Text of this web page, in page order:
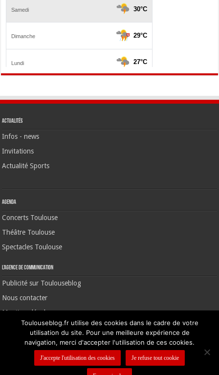
Actualités
Infos - news
Invitations
Actualité Sports
Agenda
Concerts Toulouse
Théâtre Toulouse
Spectacles Toulouse
L’agence de communication
Publicité sur Toulouseblog
Nous contacter
Mentions légales
©2006-2026 Toulouse Blog | CNIL N° 1391640
Toulouseblog.fr utilise des cookies dans le cadre de votre
utilisation du site. Pour une meilleure expérience de
navigation, merci d'accepter l'utilisation de ces cookies.
J'accepte l'utilisation des cookies Je refuse tout cookie